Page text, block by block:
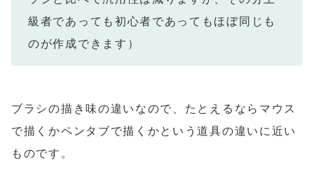
級者であっても初心者であってもほぼ同じも
のが作成できます）
ブラシの描き味の違いなので、たとえるならマウス
で描くかペンタブで描くかという道具の違いに近い
ものです。